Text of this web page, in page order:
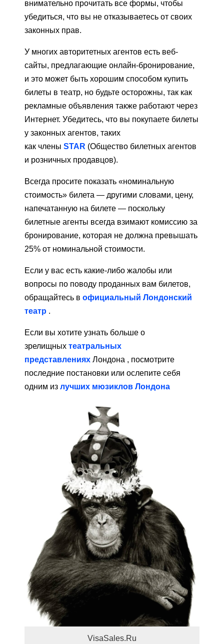
внимательно прочитать все формы, чтобы
убедиться, что вы не отказываетесь от своих
законных прав.
У многих авторитетных агентов есть веб-
сайты, предлагающие онлайн-бронирование,
и это может быть хорошим способом купить
билеты в театр, но будьте осторожны, так как
рекламные объявления также работают через
Интернет. Убедитесь, что вы покупаете билеты
у законных агентов, таких
как члены STAR (Общество билетных агентов
и розничных продавцов).
Всегда просите показать «номинальную
стоимость» билета — другими словами, цену,
напечатанную на билете — поскольку
билетные агенты всегда взимают комиссию за
бронирование, которая не должна превышать
25% от номинальной стоимости.
Если у вас есть какие-либо жалобы или
вопросы по поводу проданных вам билетов,
обращайтесь в официальный Лондонский
театр .
Если вы хотите узнать больше о
зрелищных театральных
представлениях Лондона , посмотрите
последние постановки или ослепите себя
одним из лучших мюзиклов Лондона
VisaSales.Ru